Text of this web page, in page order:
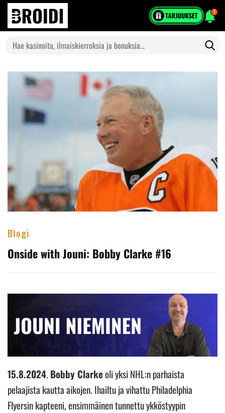
1
Search
Blogi
Onside with Jouni: Bobby Clarke #16
15.8.2024. Bobby Clarkeoli yksi NHL:n parhaista
pelaajista kautta aikojen. Ihailtu ja vihattu Philadelphia
Flyersin kapteeni, ensimmäinen tunnettu ykköstyypin